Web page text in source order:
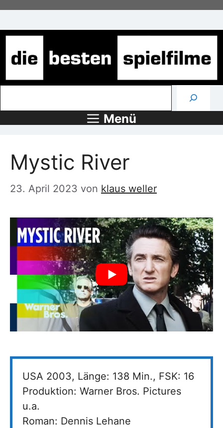
Zum
springen
Menü
Mystic River
23. April 2023 von klaus weller
USA 2003, Länge: 138 Min., FSK: 16
Produktion: Warner Bros. Pictures
u.a.
Roman: Dennis Lehane